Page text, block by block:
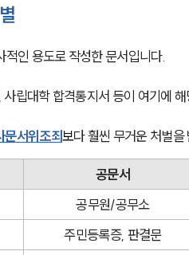
적인 용도로 작성한 문서입니다.
립대학 합격통지서 등이 여기에 해
문서위조죄보다 훨씬 무거운 처벌을
공문서
공무원/공무소
주민등록증, 판결문